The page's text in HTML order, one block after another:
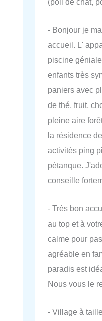
- Bonjour je
accueil. L'
piscine
enfants très
paniers avec
de thé, fruit,
pleine aire
la résidence
activités ping
pétanque.
conseille
- Très bon
au top et à
calme pour
agréable en
paradis est
Nous vous le
- Village à